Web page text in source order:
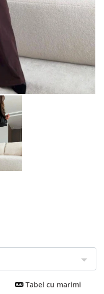
Tabel cu marimi